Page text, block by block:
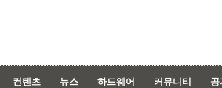
컨텐츠 뉴스 하드웨어 커뮤니티 공